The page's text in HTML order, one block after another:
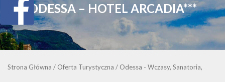
ODESSA – HOTEL ARCADIA***
Strona Główna / Oferta Turystyczna / Odessa - Wczasy, Sanatoria,